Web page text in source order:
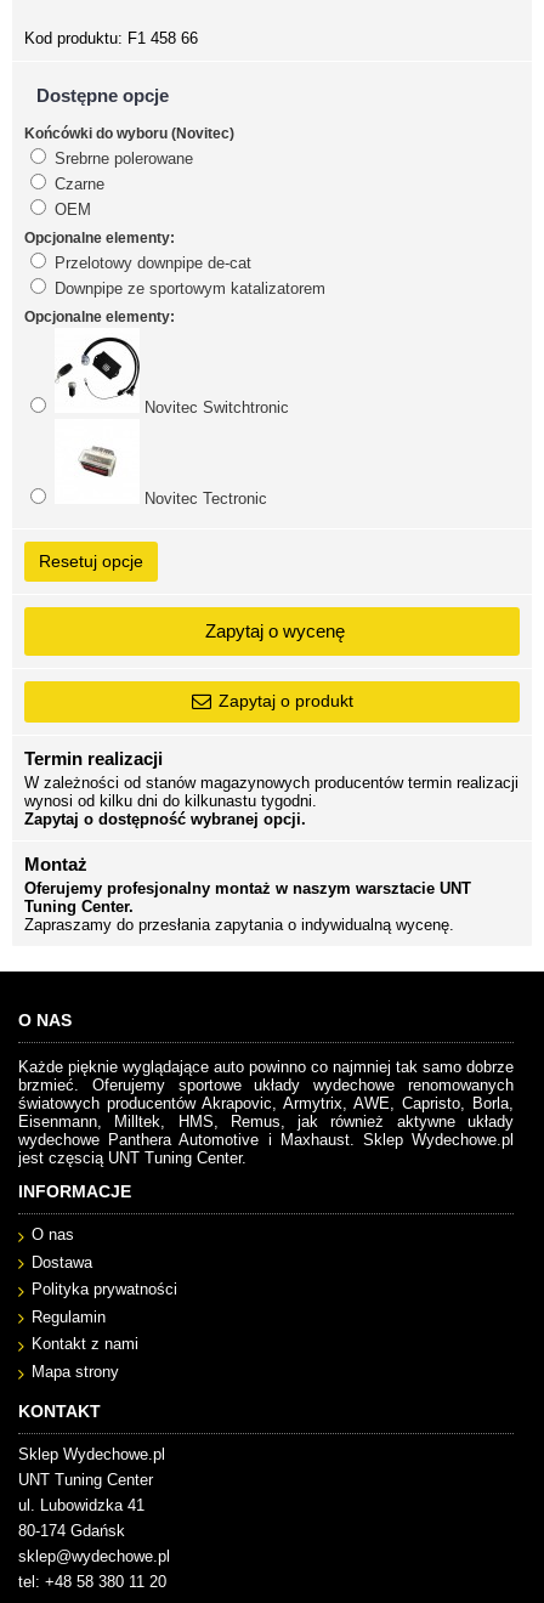
Kod produktu: F1 458 66
Dostępne opcje
Końcówki do wyboru (Novitec)
Srebrne polerowane
Czarne
OEM
Opcjonalne elementy:
Przelotowy downpipe de-cat
Downpipe ze sportowym katalizatorem
Opcjonalne elementy:
Novitec Switchtronic
Novitec Tectronic
Resetuj opcje
Zapytaj o wycenę
Zapytaj o produkt
Termin realizacji
W zależności od stanów magazynowych producentów termin realizacji
wynosi od kilku dni do kilkunastu tygodni.
Zapytaj o dostępność wybranej opcji.
Montaż
Oferujemy profesjonalny montaż w naszym warsztacie UNT
Tuning Center.
Zapraszamy do przesłania zapytania o indywidualną wycenę.
O NAS
Każde pięknie wyglądające auto powinno co najmniej tak samo dobrze
brzmieć. Oferujemy sportowe układy wydechowe renomowanych
światowych producentów Akrapovic, Armytrix, AWE, Capristo, Borla,
Eisenmann, Milltek, HMS, Remus, jak również aktywne układy
wydechowe Panthera Automotive i Maxhaust. Sklep Wydechowe.pl
jest częscią UNT Tuning Center.
INFORMACJE
O nas
Dostawa
Polityka prywatności
Regulamin
Kontakt z nami
Mapa strony
KONTAKT
Sklep Wydechowe.pl
UNT Tuning Center
ul. Lubowidzka 41
80-174 Gdańsk
sklep@wydechowe.pl
tel: +48 58 380 11 20